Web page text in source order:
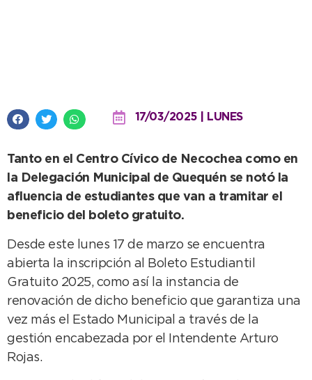
17/03/2025 | LUNES
Tanto en el Centro Cívico de Necochea como en
la Delegación Municipal de Quequén se notó la
afluencia de estudiantes que van a tramitar el
beneficio del boleto gratuito.
Desde este lunes 17 de marzo se encuentra
abierta la inscripción al Boleto Estudiantil
Gratuito 2025, como así la instancia de
renovación de dicho beneficio que garantiza una
vez más el Estado Municipal a través de la
gestión encabezada por el Intendente Arturo
Rojas.